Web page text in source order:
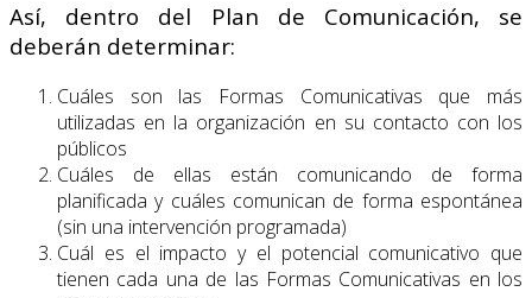
Así, dentro del Plan de Comunicación, se
deberán determinar:
Cuáles son las Formas Comunicativas que más
utilizadas en la organización en su contacto con los
públicos
Cuáles de ellas están comunicando de forma
planificada y cuáles comunican de forma espontánea
(sin una intervención programada)
Cuál es el impacto y el potencial comunicativo que
tienen cada una de las Formas Comunicativas en los